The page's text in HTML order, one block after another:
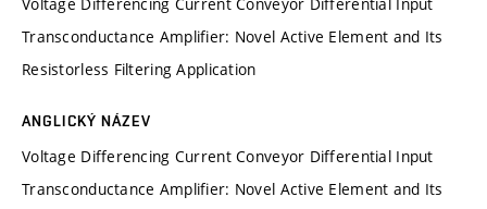
Transconductance Amplifier: Novel Active Element and Its
Resistorless Filtering Application
ANGLICKÝ NÁZEV
Voltage Differencing Current Conveyor Differential Input
Transconductance Amplifier: Novel Active Element and Its